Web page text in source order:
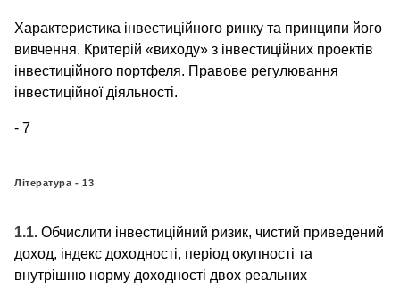
Характеристика інвестиційного ринку та принципи його
вивчення. Критерій «виходу» з інвестиційних проектів
інвестиційного портфеля. Правове регулювання
інвестиційної діяльності.
- 7
Література - 13
1.1. Обчислити інвестиційний ризик, чистий приведений
доход, індекс доходності, період окупності та
внутрішню норму доходності двох реальних